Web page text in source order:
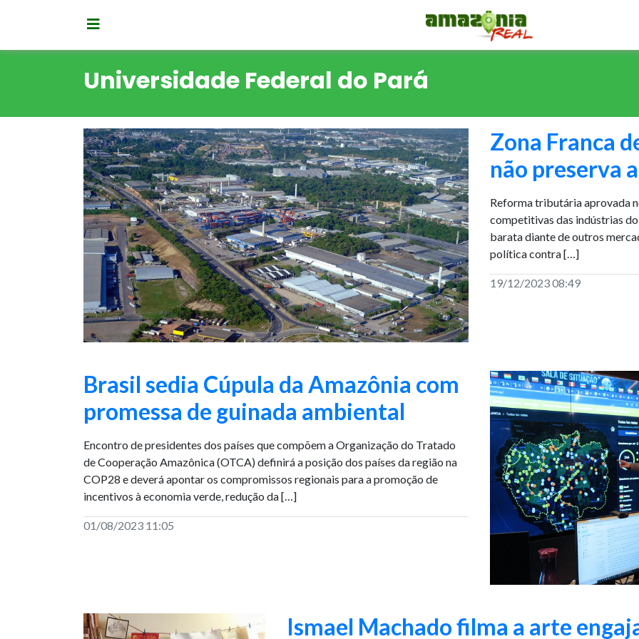
Universidade Federal do Pará
Zona Franca
não preserva
Reforma tributária aprovada
competitivas das indústrias
barata diante de outros
política contra […]
19/12/2023 08:49
Brasil sedia Cúpula da Amazônia com
promessa de guinada ambiental
Encontro de presidentes dos países que compõem a Organização do Tratado
de Cooperação Amazônica (OTCA) definirá a posição dos países da região na
COP28 e deverá apontar os compromissos regionais para a promoção de
incentivos à economia verde, redução da […]
01/08/2023 11:05
Ismael Machado filma a arte